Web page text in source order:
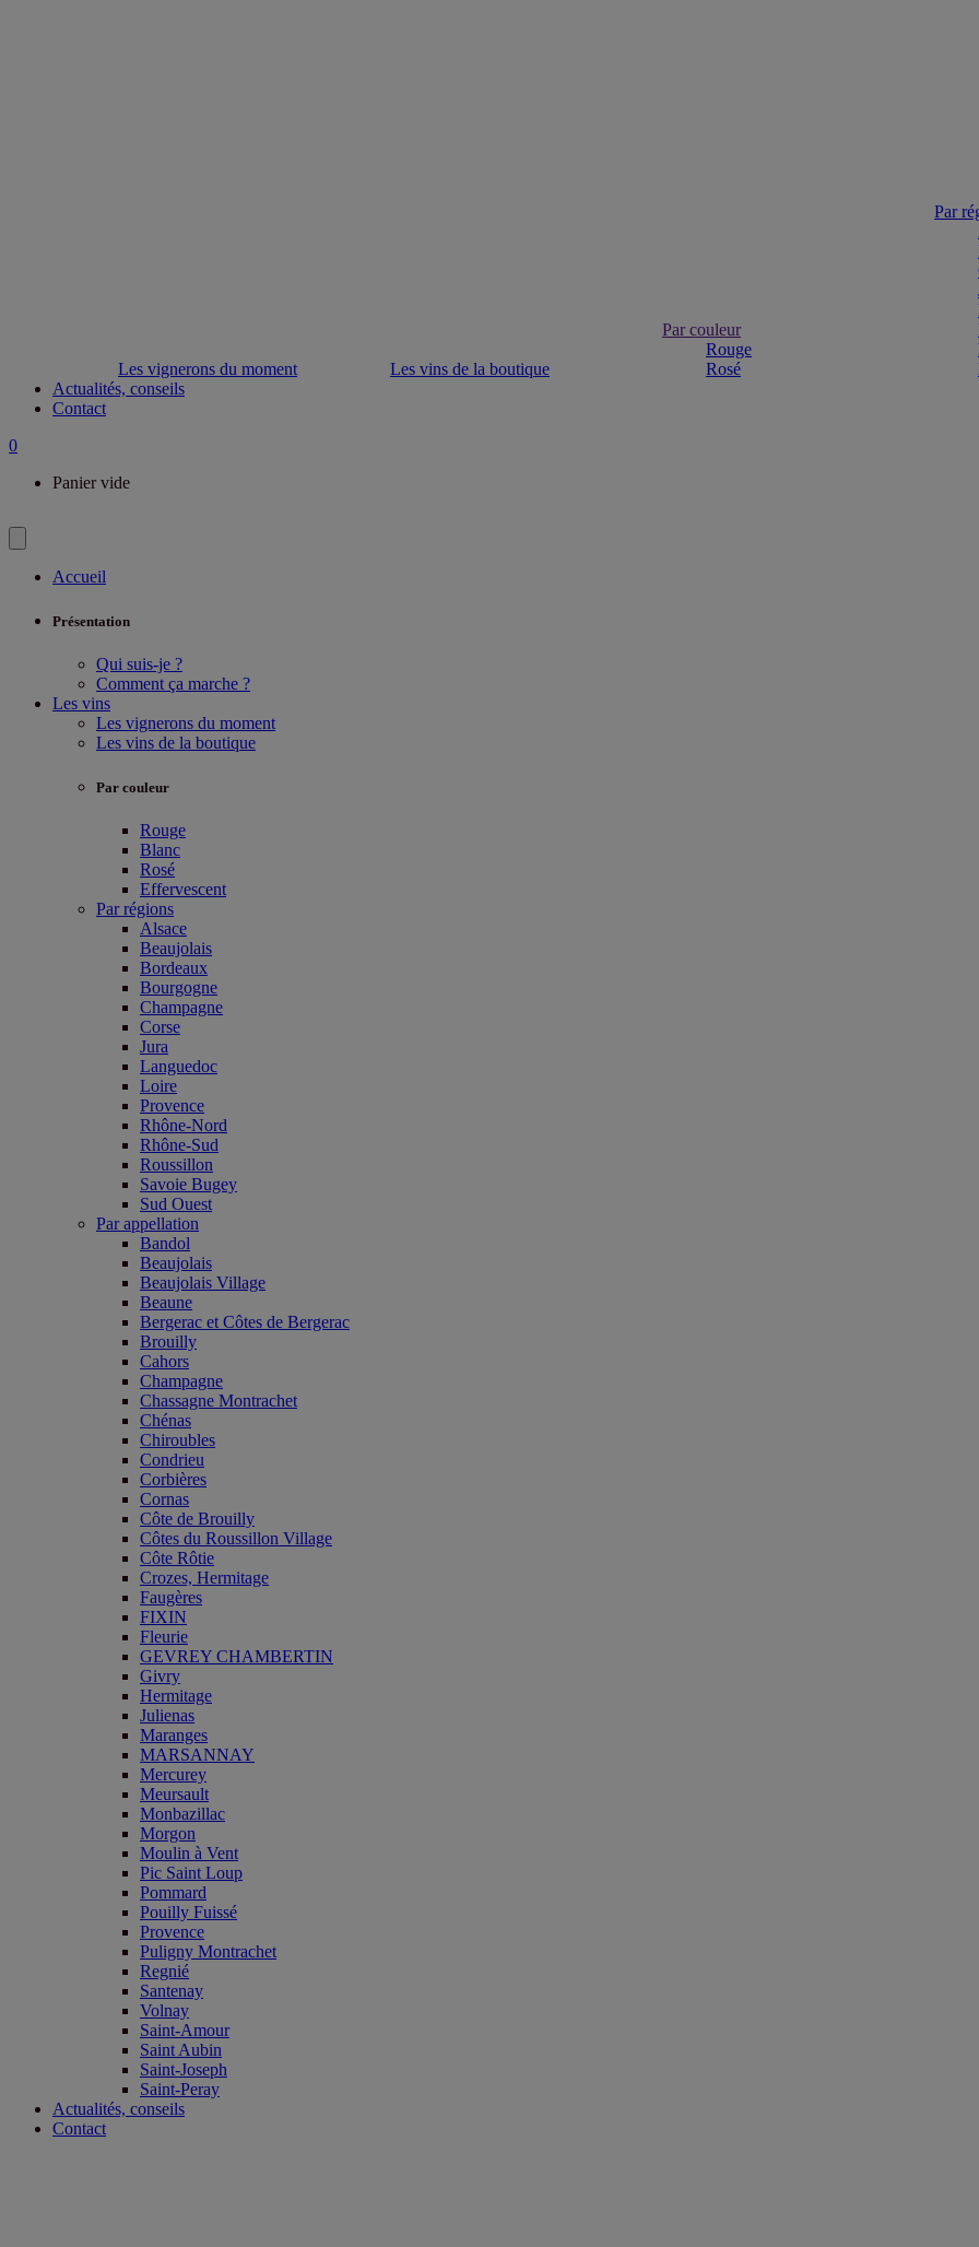
Les vignerons du moment Les vins de la boutique
Par couleur
Rouge
Rosé
Par
Actualités, conseils
Contact
0
Panier vide
Accueil
Présentation
Qui suis-je ?
Comment ça marche ?
Les vins
Les vignerons du moment
Les vins de la boutique
Par couleur
Rouge
Blanc
Rosé
Effervescent
Par régions
Alsace
Beaujolais
Bordeaux
Bourgogne
Champagne
Corse
Jura
Languedoc
Loire
Provence
Rhône-Nord
Rhône-Sud
Roussillon
Savoie Bugey
Sud Ouest
Par appellation
Bandol
Beaujolais
Beaujolais Village
Beaune
Bergerac et Côtes de Bergerac
Brouilly
Cahors
Champagne
Chassagne Montrachet
Chénas
Chiroubles
Condrieu
Corbières
Cornas
Côte de Brouilly
Côtes du Roussillon Village
Côte Rôtie
Crozes, Hermitage
Faugères
FIXIN
Fleurie
GEVREY CHAMBERTIN
Givry
Hermitage
Julienas
Maranges
MARSANNAY
Mercurey
Meursault
Monbazillac
Morgon
Moulin à Vent
Pic Saint Loup
Pommard
Pouilly Fuissé
Provence
Puligny Montrachet
Regnié
Santenay
Volnay
Saint-Amour
Saint Aubin
Saint-Joseph
Saint-Peray
Actualités, conseils
Contact